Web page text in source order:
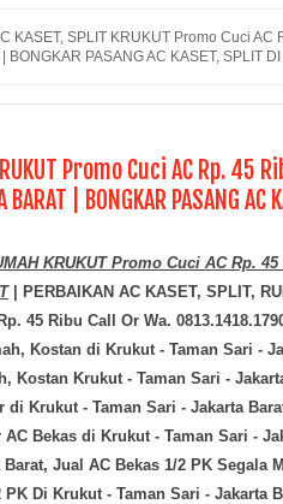
KASET, SPLIT KRUKUT Promo Cuci
PASANG AC KASET, SPLIT
Promo Cuci AC Rp. 45
| BONGKAR PASANG AC
KRUKUT Promo Cuci AC Rp.
| PERBAIKAN AC KASET, SPLIT,
45 Ribu Call Or Wa.
Kostan di Krukut - Taman Sari -
Kostan Krukut - Taman Sari -
di Krukut - Taman Sari - Jakarta
Bekas di Krukut - Taman Sari -
Barat, Jual AC Bekas 1/2 PK Segala
PK Di Krukut - Taman Sari - Jakarta